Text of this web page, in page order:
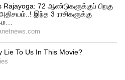
மூடி வைப்பது
உள்ள
வாசனையை
தன்மை கொண்டது.
நிறம் மாறுவது